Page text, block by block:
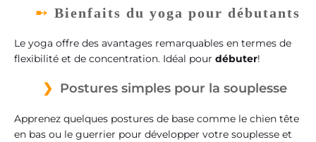
Bienfaits du yoga pour débutants
Le yoga offre des avantages remarquables en termes de
flexibilité et de concentration. Idéal pour débuter!
Postures simples pour la souplesse
Apprenez quelques postures de base comme le chien tête
en bas ou le guerrier pour développer votre souplesse et